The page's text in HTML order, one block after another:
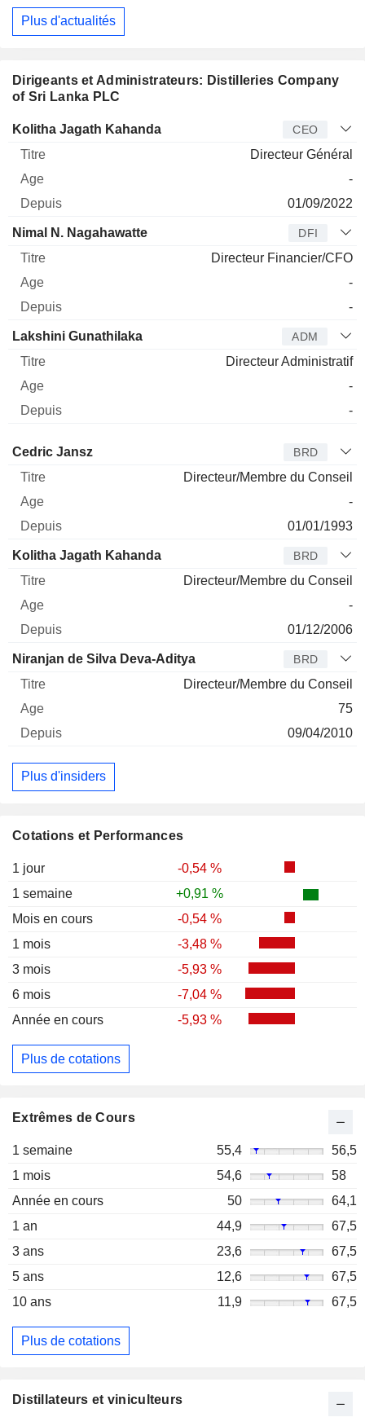
Plus d'actualités
Cotations et Performances
1 jour
-0,54 %
1 semaine
+0,91 %
Mois en cours
-0,54 %
1 mois
-3,48 %
3 mois
-5,93 %
6 mois
-7,04 %
Année en cours
-5,93 %
Plus de cotations
Extrêmes de Cours
1 semaine 55,4
56,5
1 mois
54,6
58
Année en cours
50
64,1
1 an
44,9
67,5
3 ans
23,6
67,5
5 ans
12,6
67,5
10 ans
11,9 67,5
Plus de cotations
Dirigeants et Administrateurs: Distilleries Company
of Sri Lanka PLC
Dirigeant Titre Age Depuis
Kolitha Jagath Kahanda CEO
Directeur Général
-
01/09/2022
Nimal N. Nagahawatte DFI
Directeur Financier/CFO
-
-
Lakshini Gunathilaka ADM
Directeur Administratif
-
-
Administrateur
Cedric Jansz BRD
Directeur/Membre du Conseil
-
01/01/1993
Kolitha Jagath Kahanda BRD
Directeur/Membre du Conseil
-
01/12/2006
Niranjan de Silva Deva-Aditya BRD
Directeur/Membre du Conseil
75
09/04/2010
Plus d'insiders
Distillateurs et viniculteurs